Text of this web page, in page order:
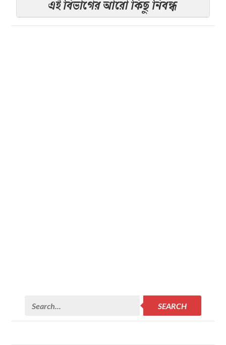
এই বিভাগের আরো কিছু নিবন্ধ
SEARCH